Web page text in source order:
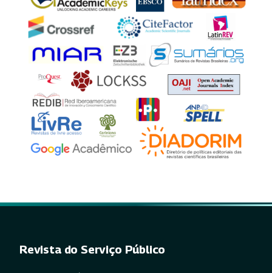
Revista do Serviço Público